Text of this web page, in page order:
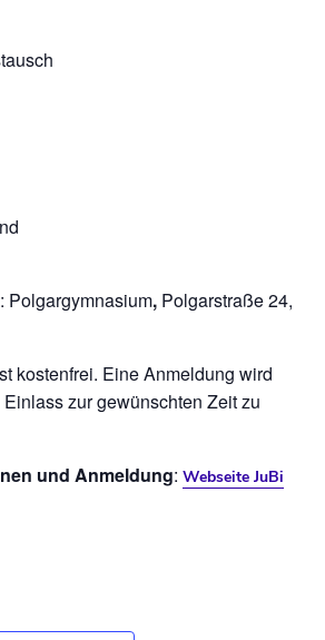
: Polgargymnasium, Polgarstraße 24,
kostenfrei. Eine Anmeldung wird
zur gewünschten Zeit zu
und Anmeldung: Webseite JuBi